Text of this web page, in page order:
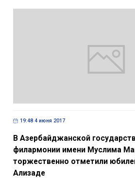
19:48 4 июня 2017
В Азербайджанской
филармонии имени Муслима
торжественно отметили
Ализаде